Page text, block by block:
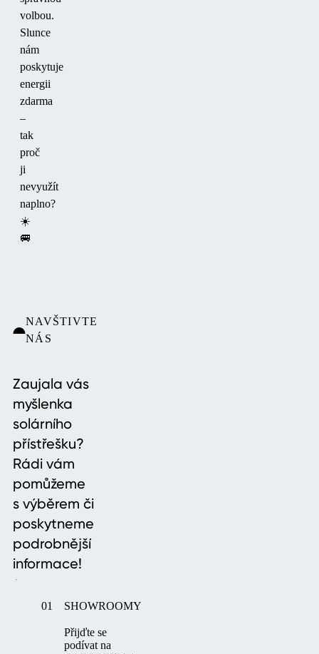
volbou.
Slunce
nám
poskytuje
energii
zdarma
–
tak
proč
ji
nevyužít
naplno?
☀️
🚐
NAVŠTIVTE
NÁS
Zaujala vás
myšlenka
solárního
přístřešku?
Rádi vám
pomůžeme
s výběrem či
poskytneme
podrobnější
informace!
01 SHOWROOMY
Přijďte se
podívat na